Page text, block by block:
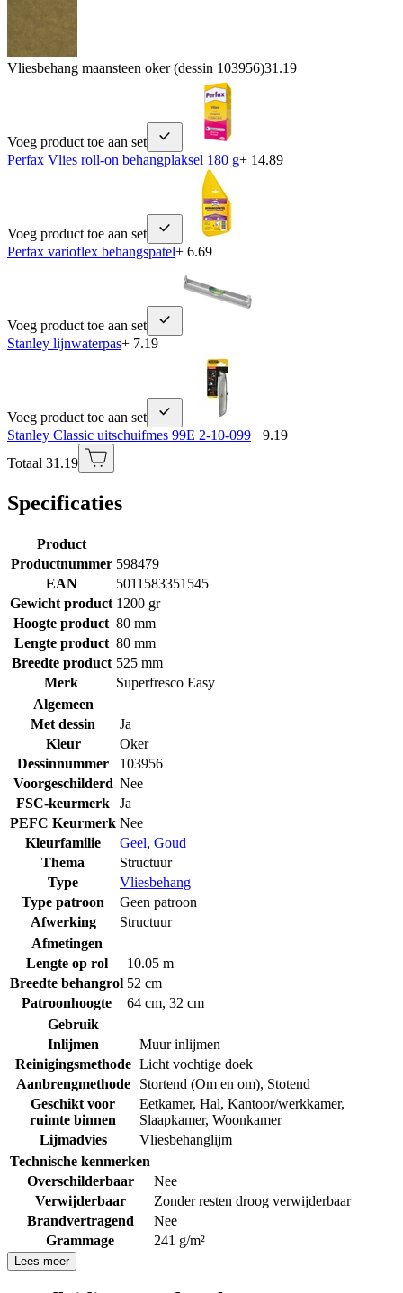
Vliesbehang maansteen oker (dessin 103956)31.19
Voeg product toe aan set
Perfax Vlies roll-on behangplaksel 180 g+ 14.89
Voeg product toe aan set
Perfax varioflex behangspatel+ 6.69
Voeg product toe aan set
Stanley lijnwaterpas+ 7.19
Voeg product toe aan set
Stanley Classic uitschuifmes 99E 2-10-099+ 9.19
Totaal 31.19
Specificaties
Product
Productnummer 598479
EAN
5011583351545
Gewicht product 1200 gr
Hoogte product 80 mm
Lengte product 80 mm
Breedte product 525 mm
Merk
Superfresco Easy
Algemeen
Met dessin
Ja
Kleur
Oker
Dessinnummer
103956
Voorgeschilderd Nee
FSC-keurmerk
Ja
PEFC Keurmerk Nee
Kleurfamilie
Geel, Goud
Thema
Structuur
Type
Vliesbehang
Type patroon
Geen patroon
Afwerking
Structuur
Afmetingen
Lengte op rol
10.05 m
Breedte behangrol 52 cm
Patroonhoogte
64 cm, 32 cm
Gebruik
Inlijmen
Muur inlijmen
Reinigingsmethode Licht vochtige doek
Aanbrengmethode
Stortend (Om en om), Stotend
Geschikt voor
ruimte binnen
Eetkamer, Hal, Kantoor/werkkamer,
Slaapkamer, Woonkamer
Lijmadvies
Vliesbehanglijm
Technische kenmerken
Overschilderbaar
Nee
Verwijderbaar
Zonder resten droog verwijderbaar
Brandvertragend
Nee
Grammage
241 g/m²
Lees meer